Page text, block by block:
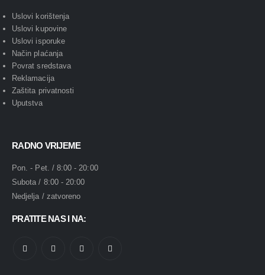
Uslovi korištenja
Uslovi kupovine
Uslovi isporuke
Način plaćanja
Povrat sredstava
Reklamacija
Zaštita privatnosti
Uputstva
RADNO VRIJEME
Pon. - Pet. / 8:00 - 20:00
Subota / 8:00 - 20:00
Nedjelja / zatvoreno
PRATITE NAS I NA: